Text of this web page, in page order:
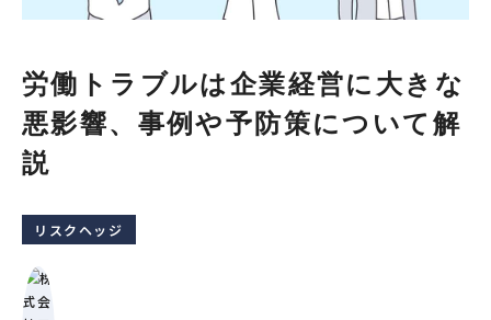
労働トラブルは企業経営に大きな
悪影響、事例や予防策について解
説
リスクヘッジ